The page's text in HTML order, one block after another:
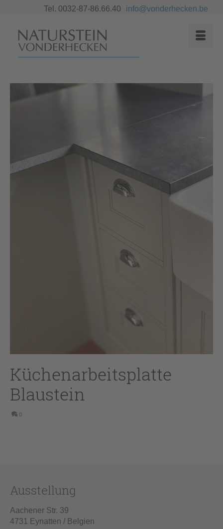
Tel. 0032-87-86.66.40 info@vonderhecken.be
Küchenarbeitsplatte
Blaustein
0
Ausstellung
Aachener Str. 39
4731 Eynatten / Belgien